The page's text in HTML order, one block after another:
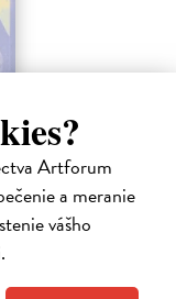
Artforum
a meranie
vášho
a jeho nejisté zdi –